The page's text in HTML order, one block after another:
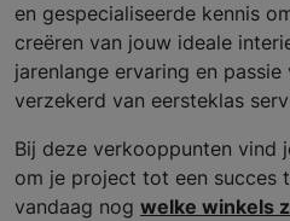
en gespecialiseerde kennis
creëren van jouw ideale
jarenlange ervaring en
verzekerd van eersteklas
Bij deze verkooppunten vind
om je project tot een succes
vandaag nog welke winkels